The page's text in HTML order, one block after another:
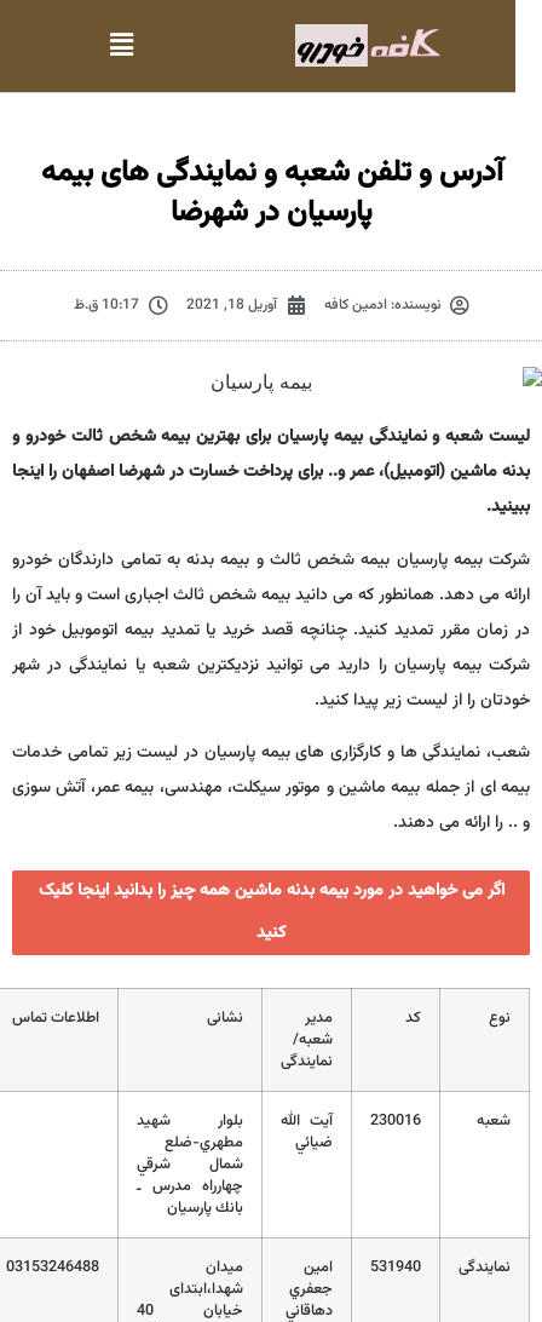
آدرس و تلفن شعبه و نمایندگی های بیمه
پارسیان در شهرضا
نویسنده:ادمین کافه آوریل 18, 2021 10:17 ق.ظ
لیست شعبه و نمایندگی بیمه پارسیان برای بهترین بیمه شخص ثالت خودرو و
بدنه ماشین (اتومبیل)، عمر و.. برای پرداخت خسارت در شهرضا اصفهان را اینجا
ببینید.
شرکت بیمه پارسیان بیمه شخص ثالث و بیمه بدنه به تمامی دارندگان خودرو
ارائه می دهد. همانطور که می دانید بیمه شخص ثالث اجباری است و باید آن را
در زمان مقرر تمدید کنید. چنانچه قصد خرید یا تمدید بیمه اتوموبیل خود از
شرکت بیمه پارسیان را دارید می توانید نزدیکترین شعبه یا نمایندگی در شهر
خودتان را از لیست زیر پیدا کنید.
شعب، نمایندگی ها و کارگزاری های بیمه پارسیان در لیست زیر تمامی خدمات
بیمه ای از جمله بیمه ماشین و موتور سیکلت، مهندسی، بیمه عمر، آتش سوزی
و .. را ارائه می دهند.
اگر می خواهید در مورد بیمه بدنه ماشین همه چیز را بدانید اینجا کلیک
کنید
نوع کد
مدیر
شعبه/
نمایندگی
نشانی اطلاعات تماس
شعبه 230016
آيت الله
ضيائي
بلوار شهيد
مطهري-ضلع
شمال شرقي
چهارراه مدرس ـ
بانك پارسيان
نمایندگی 531940
امين
جعفري
دهاقاني
میدان
شهدا،ابتدای
خیابان 40
03153246488